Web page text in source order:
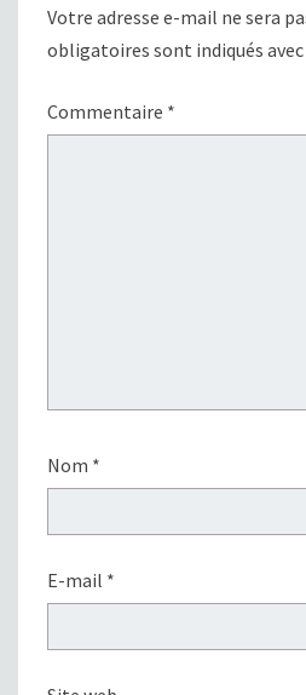
Votre adresse e-mail ne sera
obligatoires sont indiqués avec
Commentaire *
Nom *
E-mail *